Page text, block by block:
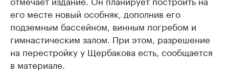
его месте новый особняк, дополнив его
подземным бассейном, винным погребом и
гимнастическим залом. При этом, разрешение
на перестройку у Щербакова есть, сообщается
в материале.